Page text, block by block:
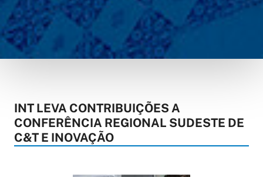
INT LEVA CONTRIBUIÇÕES A
CONFERÊNCIA REGIONAL SUDESTE DE
C&T E INOVAÇÃO